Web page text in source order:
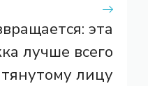
эта
лучше всего
лицу